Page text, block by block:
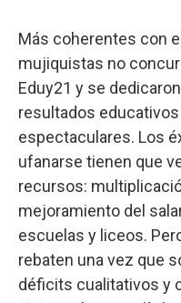
Más coherentes con
mujiquistas no
Eduy21 y se
resultados
espectaculares. Los
ufanarse tienen que
recursos:
mejoramiento del
escuelas y liceos.
rebaten una vez que
déficits cualitativos y